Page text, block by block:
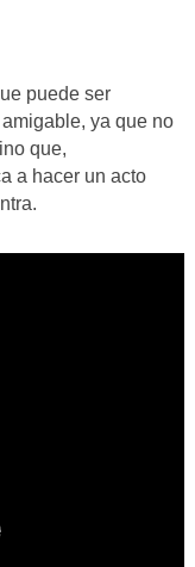
puede ser
ya que no
que,
a hacer un acto